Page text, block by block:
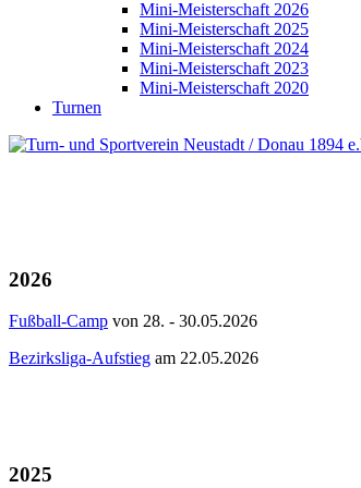
Mini-Meisterschaft 2026
Mini-Meisterschaft 2025
Mini-Meisterschaft 2024
Mini-Meisterschaft 2023
Mini-Meisterschaft 2020
Turnen
2026
Fußball-Camp von 28. - 30.05.2026
Bezirksliga-Aufstieg am 22.05.2026
2025